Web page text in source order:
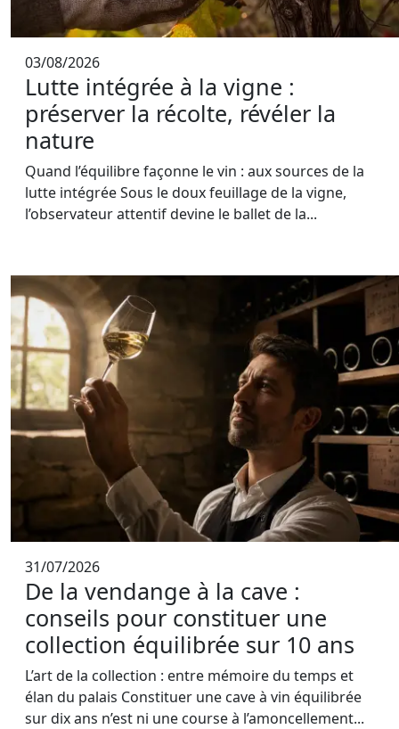
03/08/2026
Lutte intégrée à la vigne :
préserver la récolte, révéler la
nature
Quand l’équilibre façonne le vin : aux sources de la
lutte intégrée Sous le doux feuillage de la vigne,
l’observateur attentif devine le ballet de la...
31/07/2026
De la vendange à la cave :
conseils pour constituer une
collection équilibrée sur 10 ans
L’art de la collection : entre mémoire du temps et
élan du palais Constituer une cave à vin équilibrée
sur dix ans n’est ni une course à l’amoncellement...